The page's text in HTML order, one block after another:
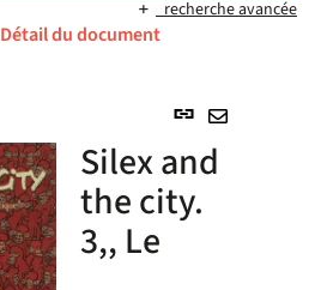
recherche avancée
Détail du document
Lien
(Nouvelle
Silex and
the city.
3,, Le